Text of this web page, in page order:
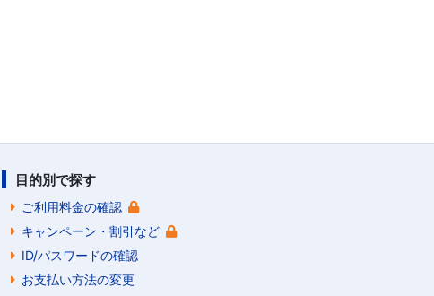
目的別で探す
ご利用料金の確認
キャンペーン・割引など
ID/パスワードの確認
お支払い方法の変更